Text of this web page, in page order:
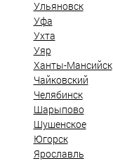
Ульяновск
Уфа
Ухта
Уяр
Ханты-Мансийск
Чайковский
Челябинск
Шарыпово
Шушенское
Югорск
Ярославль